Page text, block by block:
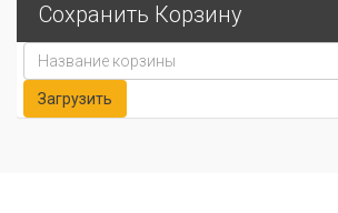
Сохранить Корзину